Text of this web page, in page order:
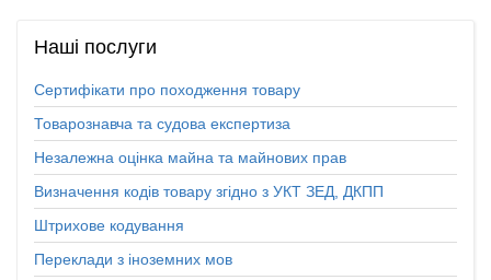
Наші послуги
Сертифікати про походження товару
Товарознавча та судова експертиза
Незалежна оцінка майна та майнових прав
Визначення кодів товару згідно з УКТ ЗЕД, ДКПП
Штрихове кодування
Переклади з іноземних мов